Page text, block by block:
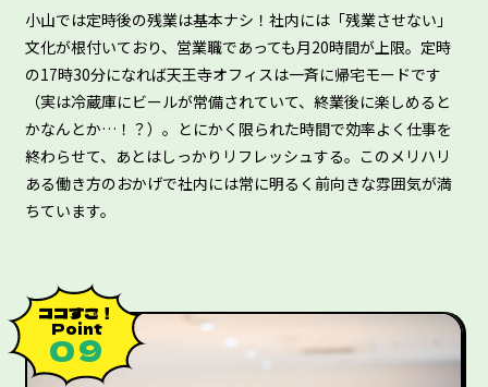
小山では定時後の残業は基本ナシ！社内には「残業させない」
文化が根付いており、営業職であっても月20時間が上限。定時
の17時30分になれば天王寺オフィスは一斉に帰宅モードです
（実は冷蔵庫にビールが常備されていて、終業後に楽しめると
かなんとか…！？）。とにかく限られた時間で効率よく仕事を
終わらせて、あとはしっかりリフレッシュする。このメリハリ
ある働き方のおかげで社内には常に明るく前向きな雰囲気が満
ちています。
ココすご！
Point
０９